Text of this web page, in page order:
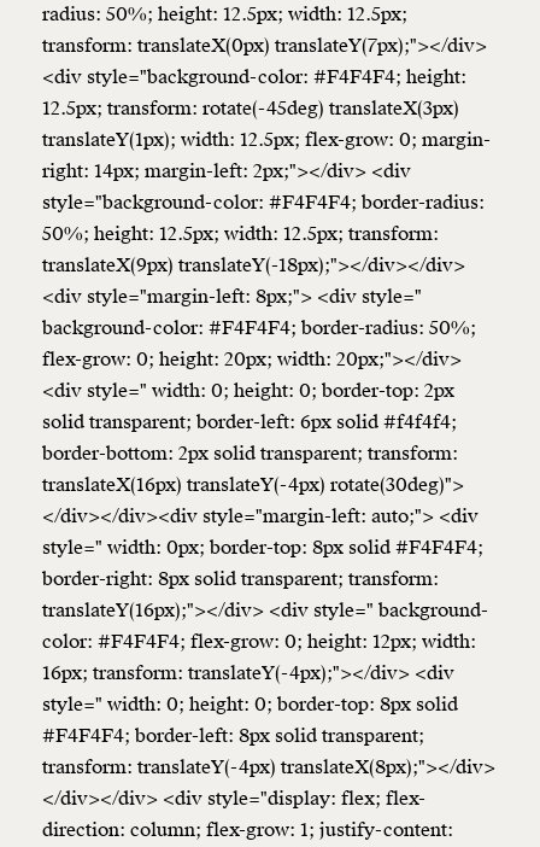
radius: 50%; height: 12.5px; width: 12.5px;
transform: translateX(0px) translateY(7px);"></div>
<div style="background-color: #F4F4F4; height:
12.5px; transform: rotate(-45deg) translateX(3px)
translateY(1px); width: 12.5px; flex-grow: 0; margin-
right: 14px; margin-left: 2px;"></div> <div
style="background-color: #F4F4F4; border-radius:
50%; height: 12.5px; width: 12.5px; transform:
translateX(9px) translateY(-18px);"></div></div>
<div style="margin-left: 8px;"> <div style="
background-color: #F4F4F4; border-radius: 50%;
flex-grow: 0; height: 20px; width: 20px;"></div>
<div style=" width: 0; height: 0; border-top: 2px
solid transparent; border-left: 6px solid #f4f4f4;
border-bottom: 2px solid transparent; transform:
translateX(16px) translateY(-4px) rotate(30deg)">
</div></div><div style="margin-left: auto;"> <div
style=" width: 0px; border-top: 8px solid #F4F4F4;
border-right: 8px solid transparent; transform:
translateY(16px);"></div> <div style=" background-
color: #F4F4F4; flex-grow: 0; height: 12px; width:
16px; transform: translateY(-4px);"></div> <div
style=" width: 0; height: 0; border-top: 8px solid
#F4F4F4; border-left: 8px solid transparent;
transform: translateY(-4px) translateX(8px);"></div>
</div></div> <div style="display: flex; flex-
direction: column; flex-grow: 1; justify-content: